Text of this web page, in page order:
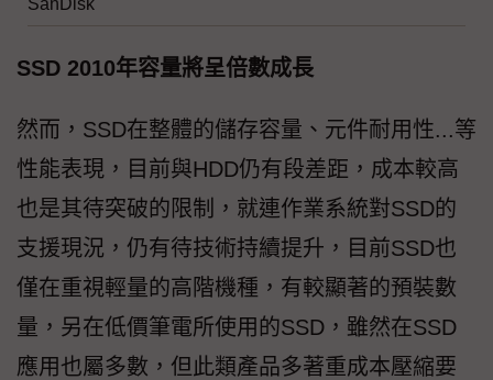
SSD 2010年容量將呈倍數成長
然而，SSD在整體的儲存容量、元件耐用性...等
性能表現，目前與HDD仍有段差距，成本較高
也是其待突破的限制，就連作業系統對SSD的
支援現況，仍有待技術持續提升，目前SSD也
僅在重視輕量的高階機種，有較顯著的預裝數
量，另在低價筆電所使用的SSD，雖然在SSD
應用也屬多數，但此類產品多著重成本壓縮要